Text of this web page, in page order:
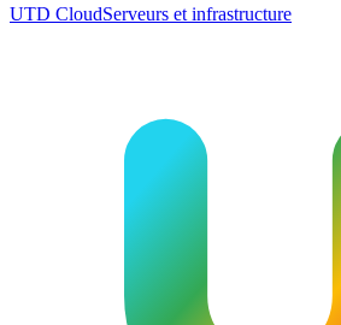
UTD CloudServeurs et infrastructure